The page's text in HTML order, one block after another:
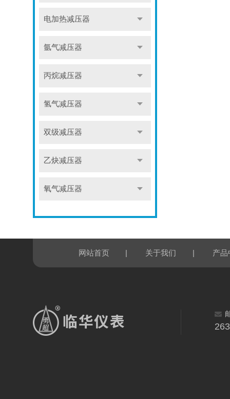
电加热减压器
氩气减压器
丙烷减压器
氢气减压器
双级减压器
乙炔减压器
氧气减压器
网站首页 | 关于我们 | 产品